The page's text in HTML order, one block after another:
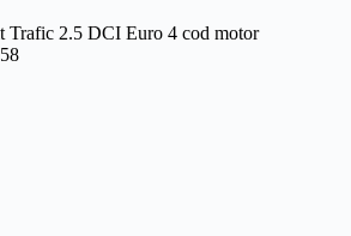
Trafic 2.5 DCI Euro 4 cod motor